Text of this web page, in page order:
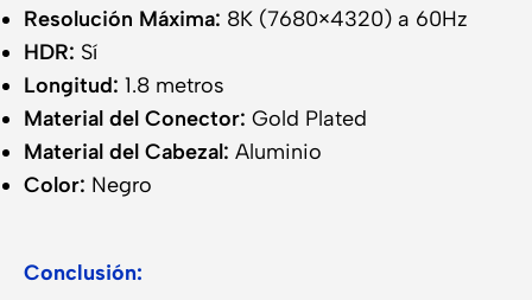
Resolución Máxima: 8K (7680×4320) a 60Hz
HDR: Sí
Longitud: 1.8 metros
Material del Conector: Gold Plated
Material del Cabezal: Aluminio
Color: Negro
Conclusión: